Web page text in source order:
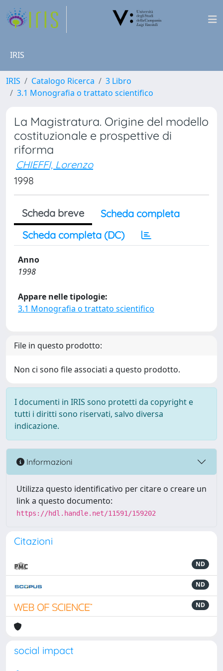
IRIS
IRIS Catalogo Ricerca
3 Libro
3.1 Monografia o trattato scientifico
La Magistratura. Origine del modello
costituzionale e prospettive di
riforma
CHIEFFI, Lorenzo
1998
Scheda breve
Scheda completa
Scheda completa (DC)
Anno
1998
Appare nelle tipologie:
3.1 Monografia o trattato scientifico
File in questo prodotto:
Non ci sono file associati a questo prodotto.
I documenti in IRIS sono protetti da copyright e
tutti i diritti sono riservati, salvo diversa
indicazione.
Informazioni
Utilizza questo identificativo per citare o creare un
link a questo documento:
https://hdl.handle.net/11591/159202
Citazioni
ND
ND
ND
social impact